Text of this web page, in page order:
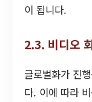
이 됩니다.
2.3. 비디오
글로벌화가 진
다. 이에 따라